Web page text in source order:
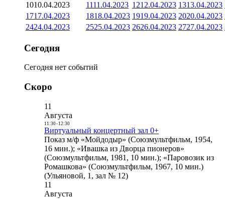
1010.04.2023 1111.04.2023 1212.04.2023 1313.04.2023
1717.04.2023 1818.04.2023 1919.04.2023 2020.04.2023
2424.04.2023 2525.04.2023 2626.04.2023 2727.04.2023
Сегодня
Сегодня нет событий
Скоро
11
Августа
11:30- 12:30
Виртуальный концертный зал 0+
Показ м/ф «Мойдодыр» (Союзмультфильм, 1954,
16 мин.); «Ивашка из Дворца пионеров»
(Союзмультфильм, 1981, 10 мин.); «Паровозик из
Ромашкова» (Союзмультфильм, 1967, 10 мин.)
(Ульяновой, 1, зал № 12)
11
Августа